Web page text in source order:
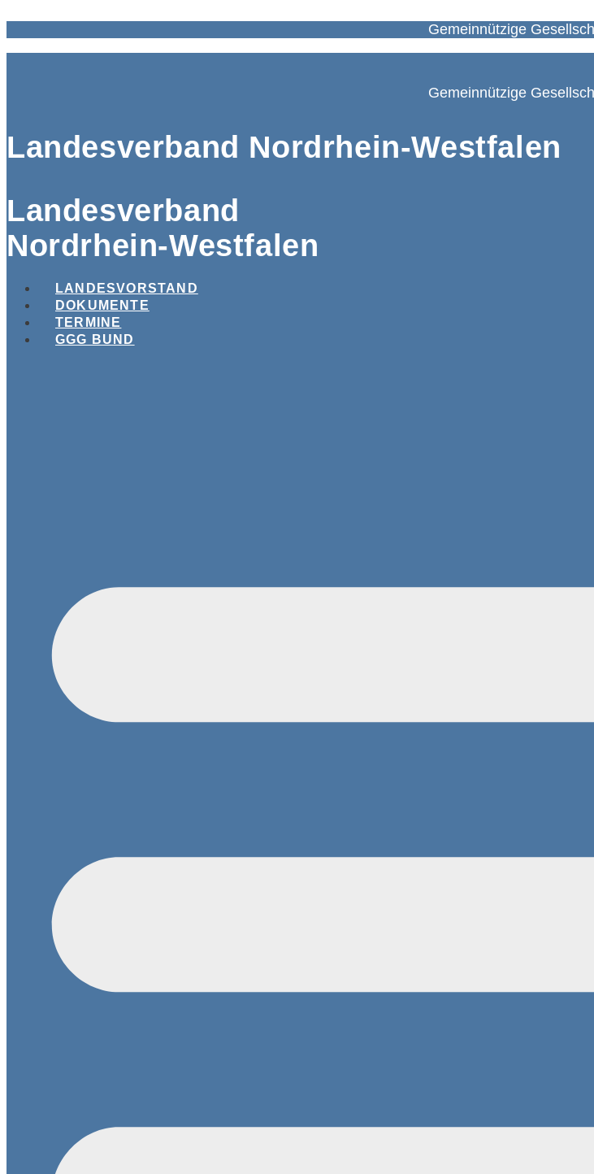
Gemeinnützige
Gemeinnützige
Landesverband Nordrhein-Westfalen
Landesverband
Nordrhein-Westfalen
LANDESVORSTAND
DOKUMENTE
TERMINE
GGG BUND